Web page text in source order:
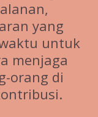
yang
untuk
menjaga
orang di